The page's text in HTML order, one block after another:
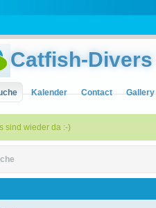
Catfish-Divers
Kalender Contact Gallery
sind wieder da :-)